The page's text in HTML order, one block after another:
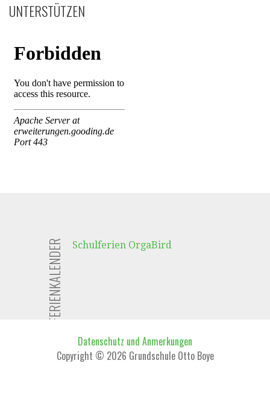
UNTERSTÜTZEN
FERIENKALENDER Schulferien OrgaBird
Datenschutz und Anmerkungen
Copyright © 2026 Grundschule Otto Boye